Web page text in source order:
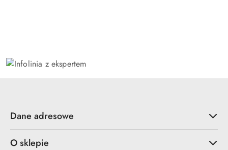
Dane adresowe
O sklepie